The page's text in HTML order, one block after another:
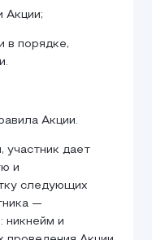
Акции;
в порядке,
Акции.
участник дает
и
следующих
—
никнейм и